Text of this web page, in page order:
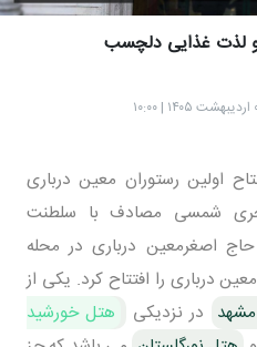
و لذت غذایی دلچسب
اولین رستوران معین درباری
۱۲۸۰ هجری شمسی مصادف با سلطنت
اصغرمعین درباری در محله
درباری را افتتاح کرد. یکی از
در نزدیکی
هتل خورشید